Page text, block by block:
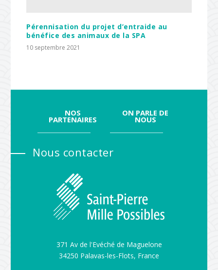
Pérennisation du projet d’entraide au
bénéfice des animaux de la SPA
10 septembre 2021
NOS
PARTENAIRES
ON PARLE DE
NOUS
Nous contacter
371 Av de l'Evéché de Maguelone
34250 Palavas-les-Flots, France